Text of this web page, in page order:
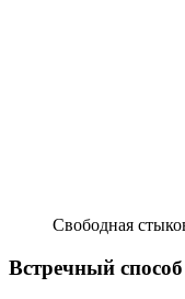
Свободная
Встречный